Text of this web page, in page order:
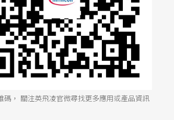
碼， 關注英飛凌官微尋找更多應用或產品資訊